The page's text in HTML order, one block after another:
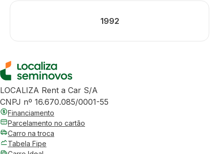
1992
LOCALIZA Rent a Car S/A
CNPJ nº 16.670.085/0001-55
Financiamento
Parcelamento no cartão
Carro na troca
Tabela Fipe